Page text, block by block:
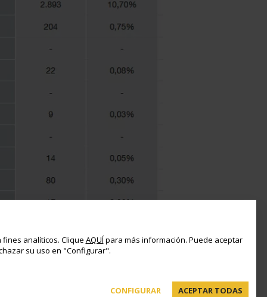
analíticos. Clique AQUÍpara más información. Puede aceptar
su uso en "Configurar".
CONFIGURAR ACEPTAR TODAS